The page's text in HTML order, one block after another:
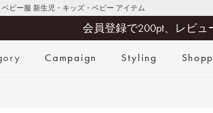
ビー服 新生児・キッズ・ベビー アイテム
会員登録で200pt、レビュ
Campaign Styling